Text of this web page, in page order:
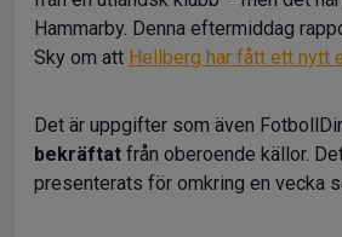
Hammarby. Denna eftermiddag
Sky om att Hellberg har fått ett nytt
Det är uppgifter som även
bekräftat från oberoende källor.
presenterats för omkring en vecka